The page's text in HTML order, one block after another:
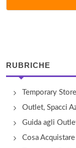
Via Dante
Ipersoap
RUBRICHE
Temporary Store
Outlet, Spacci
Guida agli
Cosa